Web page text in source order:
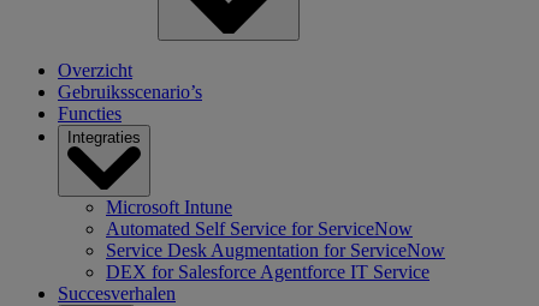
Overzicht
Gebruiksscenario’s
Functies
Integraties
Microsoft Intune
Automated Self Service for ServiceNow
Service Desk Augmentation for ServiceNow
DEX for Salesforce Agentforce IT Service
Succesverhalen